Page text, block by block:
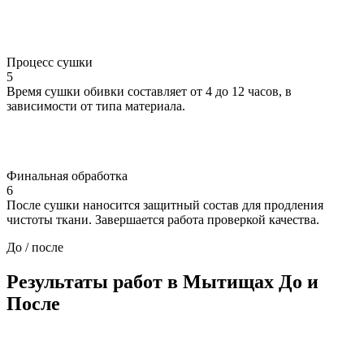
Процесс сушки
5
Время сушки обивки составляет от 4 до 12 часов, в
зависимости от типа материала.
Финальная обработка
6
После сушки наносится защитный состав для продления
чистоты ткани. Завершается работа проверкой качества.
До / после
Результаты работ в Мытищах До и
После